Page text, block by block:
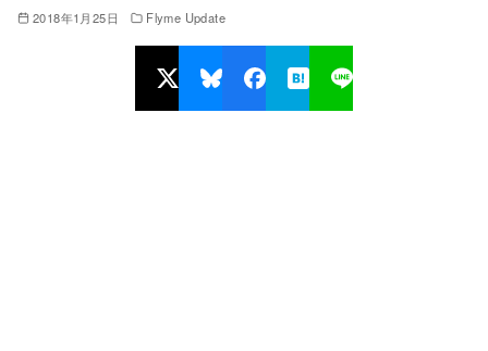
2018年1月25日 Flyme Update